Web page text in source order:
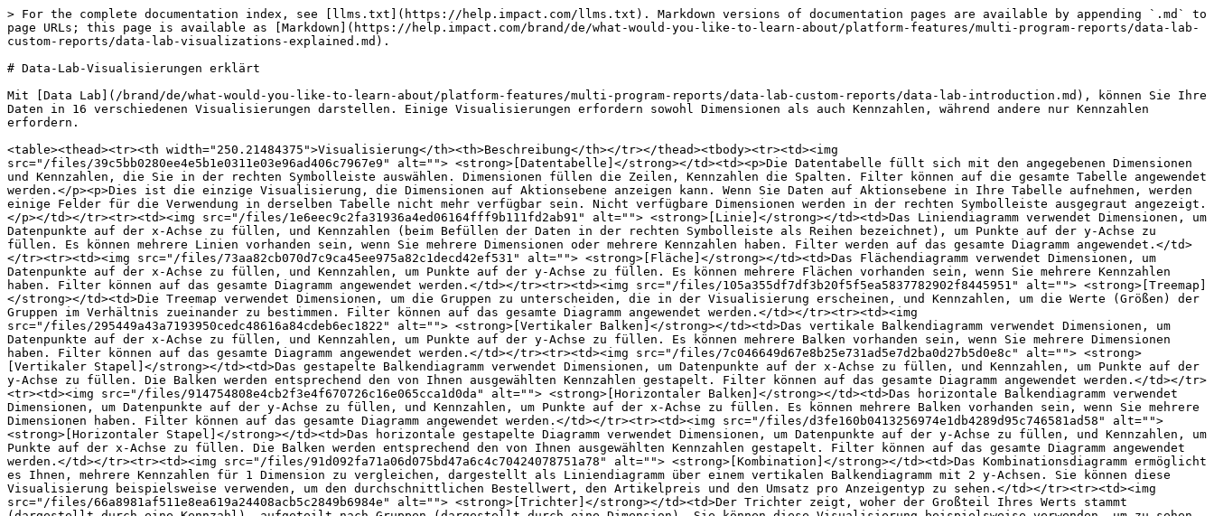
> For the complete documentation index, see [llms.txt](https://help.impact.com/llms.txt). Markdown versions of documentation pages are available by appending `.md` to
page URLs; this page is available as [Markdown](https://help.impact.com/brand/de/what-would-you-like-to-learn-about/platform-features/multi-program-reports/data-lab-
custom-reports/data-lab-visualizations-explained.md).
# Data-Lab-Visualisierungen erklärt
Mit [Data Lab](/brand/de/what-would-you-like-to-learn-about/platform-features/multi-program-reports/data-lab-custom-reports/data-lab-introduction.md), können Sie Ihre
Daten in 16 verschiedenen Visualisierungen darstellen. Einige Visualisierungen erfordern sowohl Dimensionen als auch Kennzahlen, während andere nur Kennzahlen
erfordern.
<table><thead><tr><th width="250.21484375">Visualisierung</th><th>Beschreibung</th></tr></thead><tbody><tr><td><img
src="/files/39c5bb0280ee4e5b1e0311e03e96ad406c7967e9" alt=""> <strong>[Datentabelle]</strong></td><td><p>Die Datentabelle füllt sich mit den angegebenen Dimensionen
und Kennzahlen, die Sie in der rechten Symbolleiste auswählen. Dimensionen füllen die Zeilen, Kennzahlen die Spalten. Filter können auf die gesamte Tabelle angewendet
werden.</p><p>Dies ist die einzige Visualisierung, die Dimensionen auf Aktionsebene anzeigen kann. Wenn Sie Daten auf Aktionsebene in Ihre Tabelle aufnehmen, werden
einige Felder für die Verwendung in derselben Tabelle nicht mehr verfügbar sein. Nicht verfügbare Dimensionen werden in der rechten Symbolleiste ausgegraut angezeigt.
</p></td></tr><tr><td><img src="/files/1e6eec9c2fa31936a4ed06164fff9b111fd2ab91" alt=""> <strong>[Linie]</strong></td><td>Das Liniendiagramm verwendet Dimensionen, um
Datenpunkte auf der x-Achse zu füllen, und Kennzahlen (beim Befüllen der Daten in der rechten Symbolleiste als Reihen bezeichnet), um Punkte auf der y-Achse zu
füllen. Es können mehrere Linien vorhanden sein, wenn Sie mehrere Dimensionen oder mehrere Kennzahlen haben. Filter werden auf das gesamte Diagramm angewendet.</td>
</tr><tr><td><img src="/files/73aa82cb070d7c9ca45ee975a82c1decd42ef531" alt=""> <strong>[Fläche]</strong></td><td>Das Flächendiagramm verwendet Dimensionen, um
Datenpunkte auf der x-Achse zu füllen, und Kennzahlen, um Punkte auf der y-Achse zu füllen. Es können mehrere Flächen vorhanden sein, wenn Sie mehrere Kennzahlen
haben. Filter können auf das gesamte Diagramm angewendet werden.</td></tr><tr><td><img src="/files/105a355df7df3b20f5f5ea5837782902f8445951" alt=""> <strong>[Treemap]
</strong></td><td>Die Treemap verwendet Dimensionen, um die Gruppen zu unterscheiden, die in der Visualisierung erscheinen, und Kennzahlen, um die Werte (Größen) der
Gruppen im Verhältnis zueinander zu bestimmen. Filter können auf das gesamte Diagramm angewendet werden.</td></tr><tr><td><img
src="/files/295449a43a7193950cedc48616a84cdeb6ec1822" alt=""> <strong>[Vertikaler Balken]</strong></td><td>Das vertikale Balkendiagramm verwendet Dimensionen, um
Datenpunkte auf der x-Achse zu füllen, und Kennzahlen, um Punkte auf der y-Achse zu füllen. Es können mehrere Balken vorhanden sein, wenn Sie mehrere Dimensionen
haben. Filter können auf das gesamte Diagramm angewendet werden.</td></tr><tr><td><img src="/files/7c046649d67e8b25e731ad5e7d2ba0d27b5d0e8c" alt=""> <strong>
[Vertikaler Stapel]</strong></td><td>Das gestapelte Balkendiagramm verwendet Dimensionen, um Datenpunkte auf der x-Achse zu füllen, und Kennzahlen, um Punkte auf der
y-Achse zu füllen. Die Balken werden entsprechend den von Ihnen ausgewählten Kennzahlen gestapelt. Filter können auf das gesamte Diagramm angewendet werden.</td></tr>
<tr><td><img src="/files/914754808e4cb2f3e4f670726c16e065cca1d0da" alt=""> <strong>[Horizontaler Balken]</strong></td><td>Das horizontale Balkendiagramm verwendet
Dimensionen, um Datenpunkte auf der y-Achse zu füllen, und Kennzahlen, um Punkte auf der x-Achse zu füllen. Es können mehrere Balken vorhanden sein, wenn Sie mehrere
Dimensionen haben. Filter können auf das gesamte Diagramm angewendet werden.</td></tr><tr><td><img src="/files/d3fe160b0413256974e1db4289d95c746581ad58" alt="">
<strong>[Horizontaler Stapel]</strong></td><td>Das horizontale gestapelte Diagramm verwendet Dimensionen, um Datenpunkte auf der y-Achse zu füllen, und Kennzahlen, um
Punkte auf der x-Achse zu füllen. Die Balken werden entsprechend den von Ihnen ausgewählten Kennzahlen gestapelt. Filter können auf das gesamte Diagramm angewendet
werden.</td></tr><tr><td><img src="/files/91d092fa71a06d075bd47a6c4c70424078751a78" alt=""> <strong>[Kombination]</strong></td><td>Das Kombinationsdiagramm ermöglicht
es Ihnen, mehrere Kennzahlen für 1 Dimension zu vergleichen, dargestellt als Liniendiagramm über einem vertikalen Balkendiagramm mit 2 y-Achsen. Sie können diese
Visualisierung beispielsweise verwenden, um den durchschnittlichen Bestellwert, den Artikelpreis und den Umsatz pro Anzeigentyp zu sehen.</td></tr><tr><td><img
src="/files/66a8981af511e8ea619a24408acb5c2849b6984e" alt=""> <strong>[Trichter]</strong></td><td>Der Trichter zeigt, woher der Großteil Ihres Werts stammt